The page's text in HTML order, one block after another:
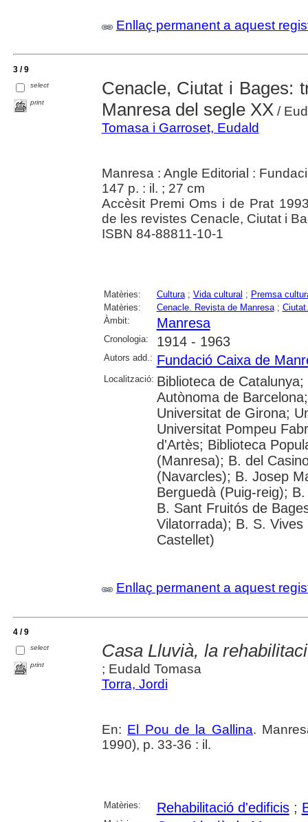
Enllaç permanent a aquest
3 / 9
select
print
Cenacle, Ciutat i Bages:
Manresa del segle XX /
Tomasa i Garroset, Eudald
Manresa : Angle Editorial :
147 p. : il. ; 27 cm
Accèsit Premi Oms i de Prat
de les revistes Cenacle, Ciutat i
ISBN 84-88811-10-1
Matèries: Cultura; Vida cultural ; Premsa
Matèries:
Cenacle. Revista de Manresa;
Àmbit:
Manresa
Cronologia: 1914 - 1963
Autors add.: Fundació Caixa de
Localització: Biblioteca de
Autònoma de
Universitat de Girona;
Universitat Pompeu
d'Artès; Biblioteca
(Manresa); B. del
(Navarcles); B. Josep
Berguedà (Puig-reig);
B. Sant Fruitós de
Vilatorrada); B. S.
Castellet)
Enllaç permanent a aquest
4 / 9
select
print
Casa Lluvià, la
; Eudald Tomasa
Torra, Jordi
En: El Pou de la Gallina.
1990), p. 33-36 : il.
Matèries: Rehabilitació d'edificis;